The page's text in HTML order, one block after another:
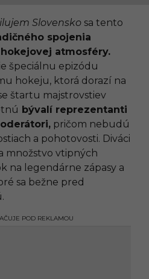
Slovensko sa tento
spojenia
atmosféry.
špeciálnu epizódu
hokeju, ktorá dorazí na
štartu majstrovstiev
bývalí reprezentanti
pričom nebudú
a pohotovosti. Diváci
množstvo vtipných
na legendárne zápasy a
sa bežne pred
POD REKLAMOU